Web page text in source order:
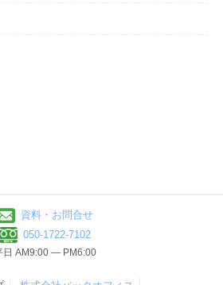
資料・お問合せ
050-1722-7102
日 AM9:00 ― PM6:00